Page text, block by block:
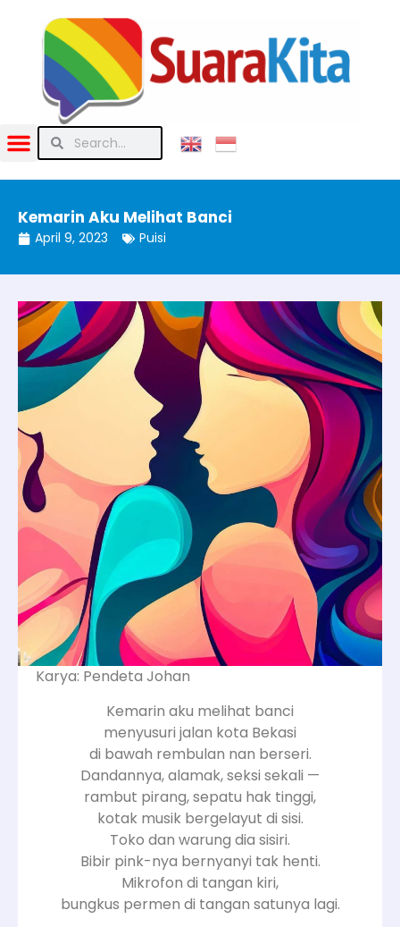
Kemarin Aku Melihat Banci
April 9, 2023 Puisi
Karya: Pendeta Johan
Kemarin aku melihat banci
menyusuri jalan kota Bekasi
di bawah rembulan nan berseri.
Dandannya, alamak, seksi sekali —
rambut pirang, sepatu hak tinggi,
kotak musik bergelayut di sisi.
Toko dan warung dia sisiri.
Bibir pink-nya bernyanyi tak henti.
Mikrofon di tangan kiri,
bungkus permen di tangan satunya lagi.